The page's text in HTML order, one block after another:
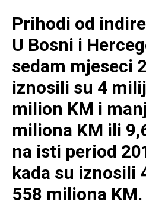
Prihodi od
U Bosni i
sedam mjeseci
iznosili su 4
milion KM i
miliona KM ili
na isti period
kada su iznosili
558 miliona KM.